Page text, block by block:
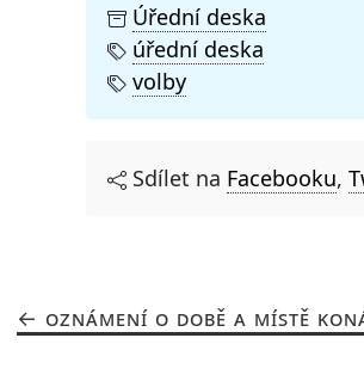
Úřední deska
úřední deska
volby
Sdílet na Facebooku,
OZNÁMENÍ O DOBĚ A MÍSTĚ